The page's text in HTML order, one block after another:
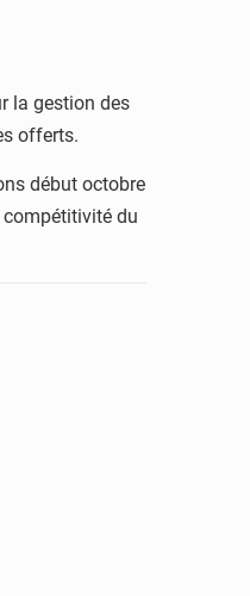
la gestion des
offerts.
début octobre
du